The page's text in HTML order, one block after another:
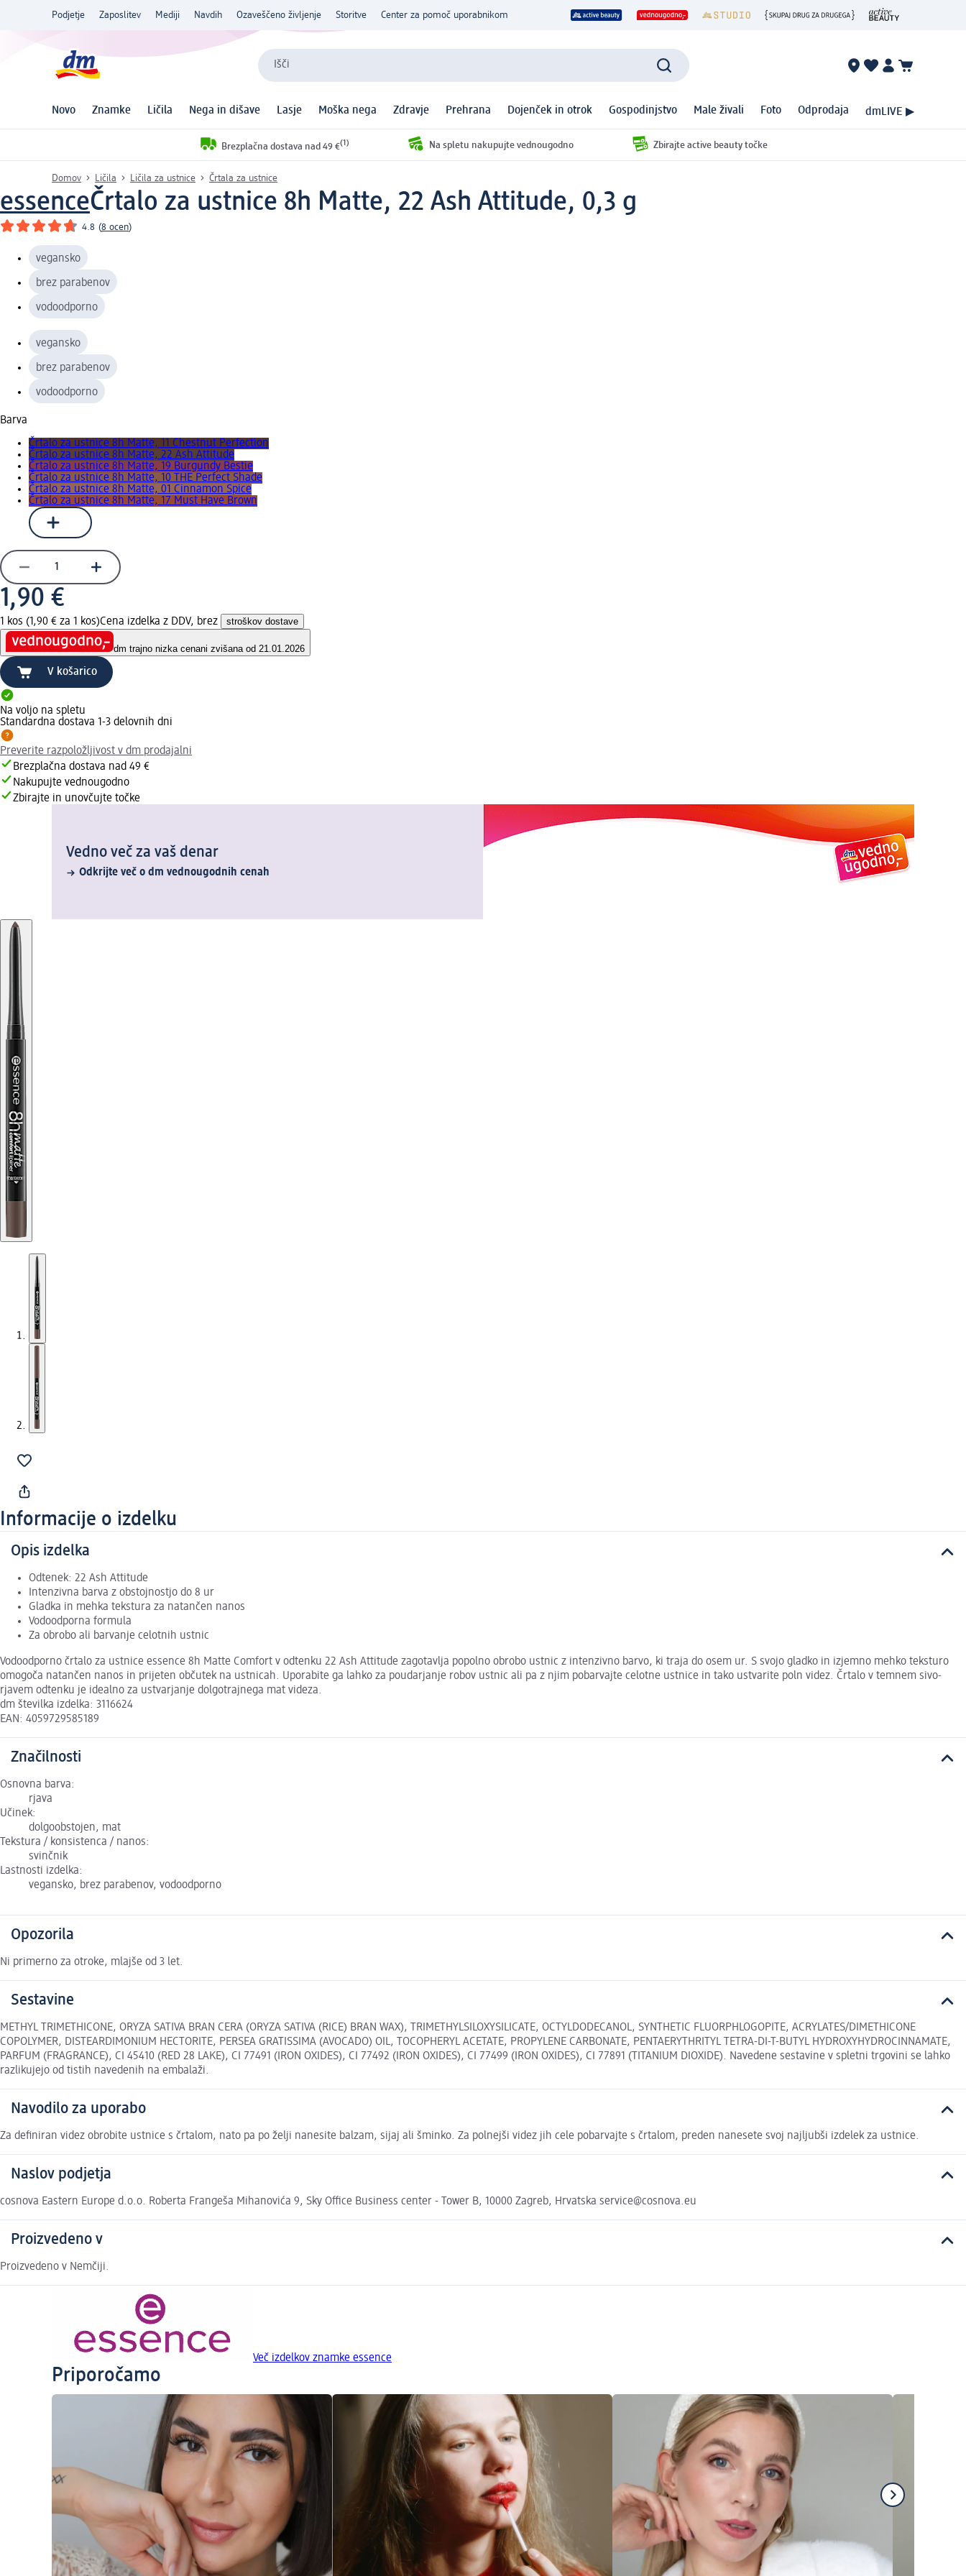
Podjetje Zaposlitev Mediji Navdih Ozaveščeno življenje Storitve Center za pomoč uporabnikom
Išči
Novo Znamke Ličila Nega in dišave Lasje Moška nega Zdravje Prehrana Dojenček in otrok Gospodinjstvo Male živali Foto Odprodaja dmLIVE ▶
Brezplačna dostava nad 49 €(1) Na spletu nakupujte vednougodno Zbirajte active beauty točke
Domov Ličila Ličila za ustnice Črtala za ustnice
essenceČrtalo za ustnice 8h Matte, 22 Ash Attitude, 0,3 g
4.8 (8 ocen)
vegansko
brez parabenov
vodoodporno
vegansko
brez parabenov
vodoodporno
Barva
Črtalo za ustnice 8h Matte, 11 Chestnut Perfection
Črtalo za ustnice 8h Matte, 22 Ash Attitude
Črtalo za ustnice 8h Matte, 19 Burgundy Bestie
Črtalo za ustnice 8h Matte, 10 THE Perfect Shade
Črtalo za ustnice 8h Matte, 01 Cinnamon Spice
Črtalo za ustnice 8h Matte, 17 Must Have Brown
1,90 €
1 kos (1,90 € za 1 kos)Cena izdelka z DDV, brez stroškov dostave
dm trajno nizka cenani zvišana od 21.01.2026
V košarico
Na voljo na spletu
Standardna dostava 1-3 delovnih dni
Preverite razpoložljivost v dm prodajalni
Brezplačna dostava nad 49 €
Nakupujte vednougodno
Zbirajte in unovčujte točke
Vedno več za vaš denar
Odkrijte več o dm vednougodnih cenah
Informacije o izdelku
Opis izdelka
Odtenek: 22 Ash Attitude
Intenzivna barva z obstojnostjo do 8 ur
Gladka in mehka tekstura za natančen nanos
Vodoodporna formula
Za obrobo ali barvanje celotnih ustnic
Vodoodporno črtalo za ustnice essence 8h Matte Comfort v odtenku 22 Ash Attitude zagotavlja popolno obrobo ustnic z intenzivno barvo, ki traja do osem ur. S svojo gladko in izjemno mehko teksturo
omogoča natančen nanos in prijeten občutek na ustnicah. Uporabite ga lahko za poudarjanje robov ustnic ali pa z njim pobarvajte celotne ustnice in tako ustvarite poln videz. Črtalo v temnem sivo-
rjavem odtenku je idealno za ustvarjanje dolgotrajnega mat videza.
dm številka izdelka: 3116624
EAN: 4059729585189
Značilnosti
Osnovna barva:
rjava
Učinek:
dolgoobstojen, mat
Tekstura / konsistenca / nanos:
svinčnik
Lastnosti izdelka:
vegansko, brez parabenov, vodoodporno
Opozorila
Ni primerno za otroke, mlajše od 3 let.
Sestavine
METHYL TRIMETHICONE, ORYZA SATIVA BRAN CERA (ORYZA SATIVA (RICE) BRAN WAX), TRIMETHYLSILOXYSILICATE, OCTYLDODECANOL, SYNTHETIC FLUORPHLOGOPITE, ACRYLATES/DIMETHICONE
COPOLYMER, DISTEARDIMONIUM HECTORITE, PERSEA GRATISSIMA (AVOCADO) OIL, TOCOPHERYL ACETATE, PROPYLENE CARBONATE, PENTAERYTHRITYL TETRA-DI-T-BUTYL HYDROXYHYDROCINNAMATE,
PARFUM (FRAGRANCE), CI 45410 (RED 28 LAKE), CI 77491 (IRON OXIDES), CI 77492 (IRON OXIDES), CI 77499 (IRON OXIDES), CI 77891 (TITANIUM DIOXIDE). Navedene sestavine v spletni trgovini se lahko
razlikujejo od tistih navedenih na embalaži.
Navodilo za uporabo
Za definiran videz obrobite ustnice s črtalom, nato pa po želji nanesite balzam, sijaj ali šminko. Za polnejši videz jih cele pobarvajte s črtalom, preden nanesete svoj najljubši izdelek za ustnice.
Naslov podjetja
cosnova Eastern Europe d.o.o. Roberta Frangeša Mihanovića 9, Sky Office Business center - Tower B, 10000 Zagreb, Hrvatska service@cosnova.eu
Proizvedeno v
Proizvedeno v Nemčiji.
Več izdelkov znamke essence
Priporočamo